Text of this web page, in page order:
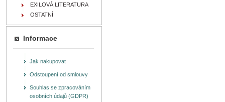
EXILOVÁ LITERATURA
OSTATNÍ
Informace
Jak nakupovat
Odstoupení od smlouvy
Souhlas se zpracováním
osobních údajů (GDPR)